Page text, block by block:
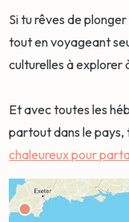
Si tu rêves de
tout en voyageant
culturelles à explorer
Et avec toutes les
partout dans le
chaleureux pour